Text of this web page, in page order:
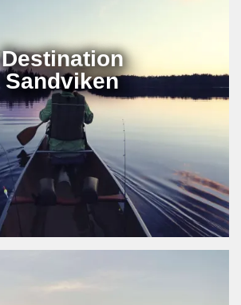
Destination
Sandviken